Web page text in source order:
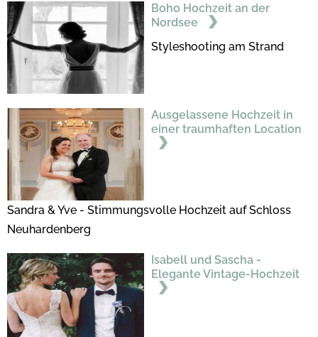
Boho Hochzeit an der
Nordsee
Styleshooting am Strand
Ausgelassene Hochzeit in
einer traumhaften Location
Sandra & Yve - Stimmungsvolle Hochzeit auf Schloss
Neuhardenberg
Isabell und Sascha -
Elegante Vintage-Hochzeit